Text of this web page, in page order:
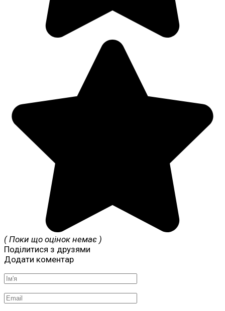
( Поки що оцінок немає )
Поділитися з друзями
Додати коментар
Ім'я
Email